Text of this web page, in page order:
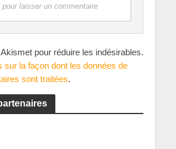
pour laisser un commentaire
pour réduire les indésirables.
sur la façon dont les données de
sont traitées.